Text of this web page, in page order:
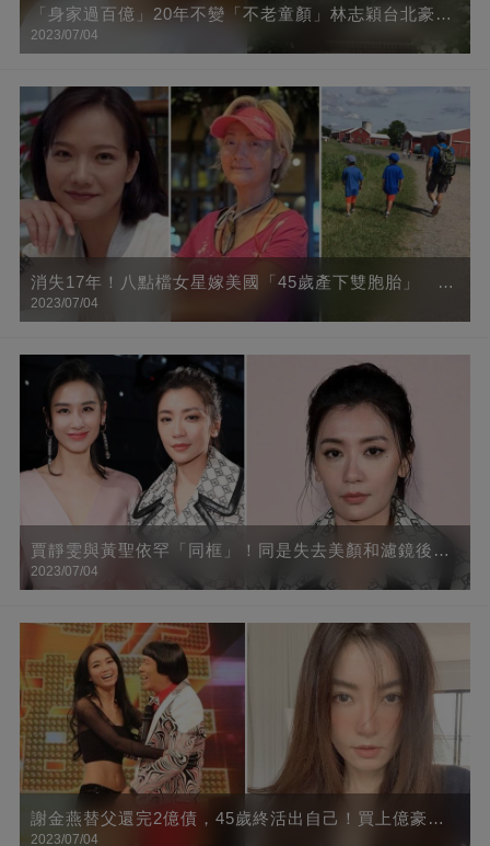
「身家過百億」20年不變「不老童顏」林志穎台北豪宅
曝光，里面竟全是這種高科技，羨慕了！
2023/07/04
消失17年！八點檔女星嫁美國「45歲產下雙胞胎」
「甜曬三男人背影」頂金髮身材辣到爆
2023/07/04
賈靜雯與黃聖依罕「同框」！同是失去美顏和濾鏡後，
網友：一個是真美一個卻不可言喻
2023/07/04
謝金燕替父還完2億債，45歲終活出自己！買上億豪宅
2023/07/04